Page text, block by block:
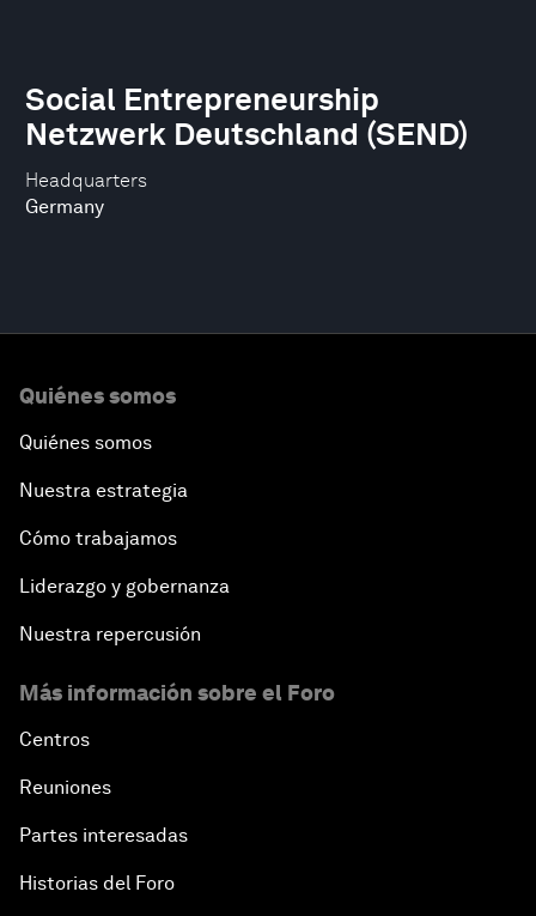
Headquarters
Germany
Social Entrepreneurship
Netzwerk Deutschland (SEND)
Quiénes somos
Quiénes somos
Nuestra estrategia
Cómo trabajamos
Liderazgo y gobernanza
Nuestra repercusión
Más información sobre el Foro
Centros
Reuniones
Partes interesadas
Historias del Foro